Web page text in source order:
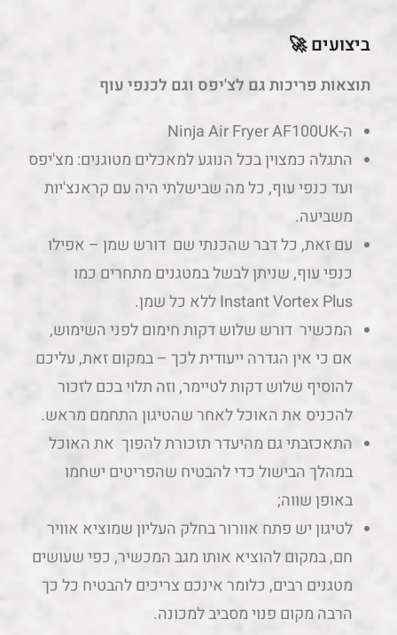
התגלה כמצוין בכל הנוגע למאכלים מטוגנים: מצ'יפס
ועד כנפי עוף, כל מה שבישלתי היה עם קראנצ'יות
עם זאת, כל דבר שהכנתי שם דורש שמן – אפילו
כנפי עוף, שניתן לבשל במטגנים מתחרים כמו
Instant Vortex Plus ללא כל שמן.
המכשיר דורש שלוש דקות חימום לפני השימוש,
אם כי אין הגדרה ייעודית לכך – במקום זאת, עליכם
להוסיף שלוש דקות לטיימר, וזה תלוי בכם לזכור
להכניס את האוכל לאחר שהטיגון התחמם מראש.
התאכזבתי גם מהיעדר תזכורת להפוך את האוכל
במהלך הבישול כדי להבטיח שהפריטים ישחמו
באופן שווה;
לטיגון יש פתח אוורור בחלק העליון שמוציא אוויר
חם, במקום להוציא אותו מגב המכשיר, כפי שעושים
מטגנים רבים, כלומר אינכם צריכים להבטיח כל כך
הרבה מקום פנוי מסביב למכונה.
הוא לא סיר טיגון ללא שמן הכי רועש אבל גם לא
הכי שקט.
מה אהבתי ומה פחות אהבתי